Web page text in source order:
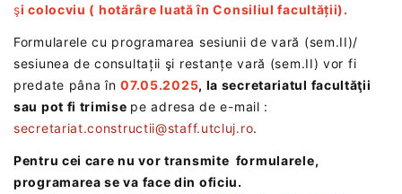
şi colocviu ( hotărâre luată în Consiliul facultății).
Formularele cu programarea sesiunii de vară (sem.II)/
sesiunea de consultații şi restanțe vară (sem.II) vor fi
predate pâna în 07.05.2025, la secretariatul facultăţii
sau pot fi trimise pe adresa de e-mail :
secretariat.constructii@staff.utcluj.ro.
Pentru cei care nu vor transmite formularele,
programarea se va face din oficiu.